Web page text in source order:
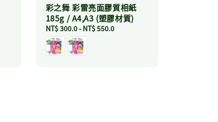
彩之舞 彩雷亮面膠質相紙
185g / A4,A3 (塑膠材質)
Regular
price
NT$ 300.0- NT$ 550.0